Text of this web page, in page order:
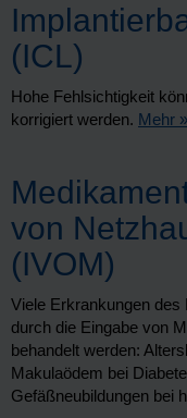
(ICL)
Hohe Fehlsichtigkeit
korrigiert werden. Mehr »
von
(IVOM)
Viele Erkrankungen
durch die Eingabe von
behandelt werden:
Makulaödem bei
Gefäßneubildungen bei